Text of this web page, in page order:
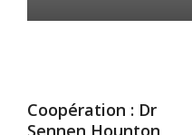
Coopération : Dr
Sennen Hounton